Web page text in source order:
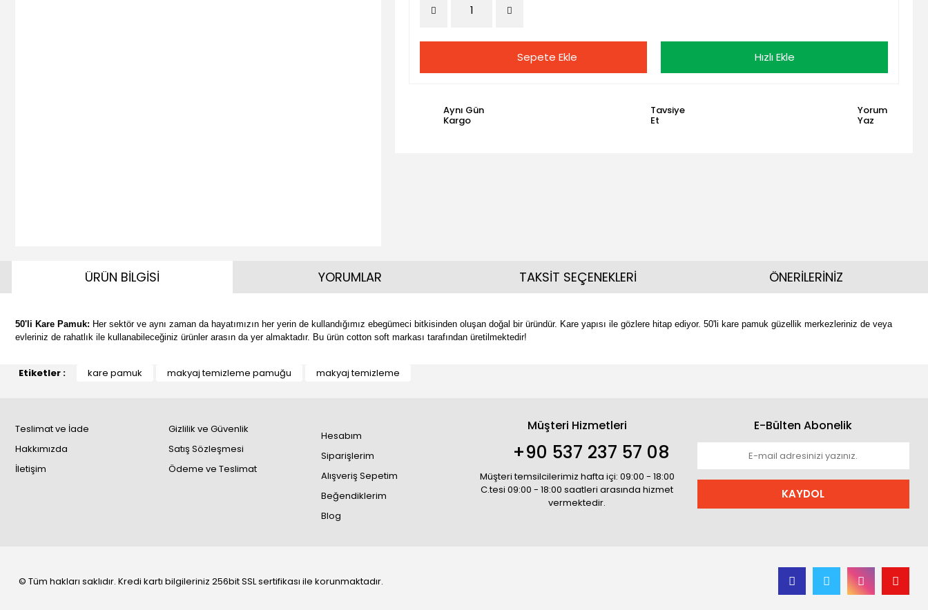
Sepete Ekle Hızlı Ekle
Aynı Gün
Kargo
Tavsiye
Et
Yorum
Yaz
ÜRÜN BİLGİSİ
50'li Kare Pamuk: Her sektör ve aynı zaman da hayatımızın her yerin de kullandığımız ebegümeci bitkisinden oluşan doğal bir üründür. Kare yapısı ile gözlere hitap ediyor. 50'li kare pamuk güzellik merkezleriniz de veya
evleriniz de rahatlık ile kullanabileceğiniz ürünler arasın da yer almaktadır. Bu ürün cotton soft markası tarafından üretilmektedir!
YORUMLAR TAKSİT SEÇENEKLERİ ÖNERİLERİNİZ
Etiketler : kare pamuk makyaj temizleme pamuğu makyaj temizleme
Teslimat ve İade
Hakkımızda
İletişim
Gizlilik ve Güvenlik
Satış Sözleşmesi
Ödeme ve Teslimat
Hesabım
Siparişlerim
Alışveriş Sepetim
Beğendiklerim
Blog
Müşteri Hizmetleri
+90 537 237 57 08
Müşteri temsilcilerimiz hafta içi: 09:00 - 18:00
C.tesi 09:00 - 18:00 saatleri arasında hizmet
vermektedir.
E-Bülten Abonelik
KAYDOL
© Tüm hakları saklıdır. Kredi kartı bilgileriniz 256bit SSL sertifikası ile korunmaktadır.